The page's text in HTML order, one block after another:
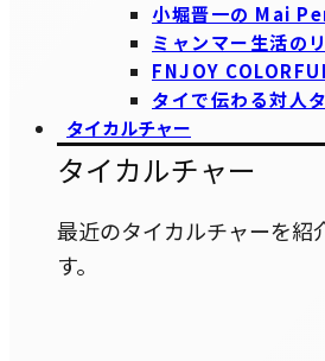
小堀晋一の Mai
ミャンマー生活の
FNJOY
タイで伝わる対人
タイカルチャー
タイカルチャー
最近のタイカルチャーを紹
す。